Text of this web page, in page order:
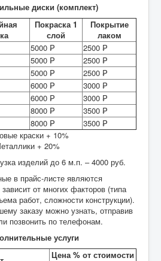
диски (комплект)
Покраска 1
слой
Покрытие
лаком
5000 ₱
2500 ₱
5000 ₱
2500 ₱
5000 ₱
2500 ₱
6000 ₱
3000 ₱
6000 ₱
3000 ₱
8000 ₱
3500 ₱
8000 ₱
3500 ₱
краски + 10%
+ 20%
изделий до 6 м.п. – 4000 руб.
в прайс-листе являются
от многих факторов (типа
работ, сложности конструкции).
заказу можно узнать, отправив
позвонить по телефонам.
услуги
Цена % от стоимости